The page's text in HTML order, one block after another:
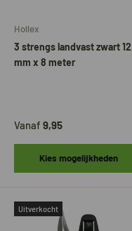
Hollex
3 strengs landvast zwart 12
mm x 8 meter
Vanaf 9,95
Kies mogelijkheden
Uitverkocht